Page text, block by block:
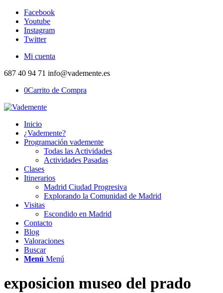
Facebook
Youtube
Instagram
Twitter
Mi cuenta
687 40 94 71 info@vademente.es
0Carrito de Compra
Inicio
¿Vademente?
Programación vademente
Todas las Actividades
Actividades Pasadas
Clases
Itinerarios
Madrid Ciudad Progresiva
Explorando la Comunidad de Madrid
Visitas
Escondido en Madrid
Contacto
Blog
Valoraciones
Buscar
Menú Menú
exposicion museo del prado